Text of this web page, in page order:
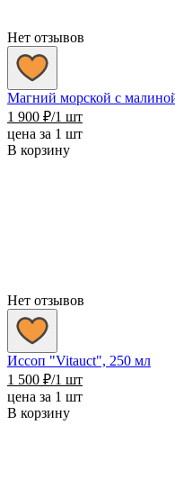
Нет отзывов
Магний морской с
1 900 ₽/1 шт
цена за 1 шт
В корзину
Нет отзывов
Иссоп "Vitauct", 250 мл
1 500 ₽/1 шт
цена за 1 шт
В корзину